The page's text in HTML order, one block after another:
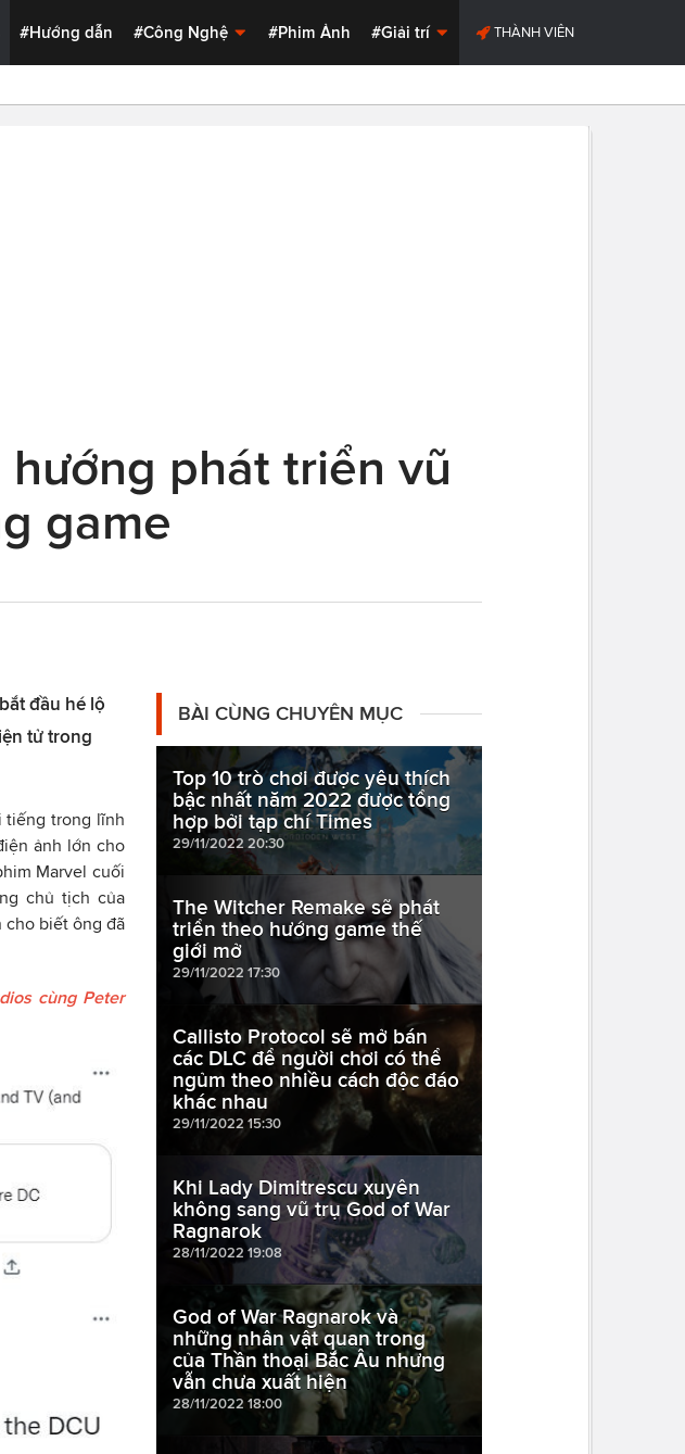
#Hướng dẫn #Công Nghệ #Phim Ảnh #Giải trí THÀNH VIÊN
phát triển vũ
game
đầu hé lộ
tử trong
tiếng trong lĩnh
ảnh lớn cho
Marvel cuối
chủ tịch của
cho biết ông đã
cùng Peter
BÀI CÙNG CHUYÊN MỤC
Top 10 trò chơi được yêu thích
bậc nhất năm 2022 được tổng
hợp bởi tạp chí Times
29/11/2022 20:30
The Witcher Remake sẽ phát
triển theo hướng game thế
giới mở
29/11/2022 17:30
Callisto Protocol sẽ mở bán
các DLC để người chơi có thể
ngủm theo nhiều cách độc đáo
khác nhau
29/11/2022 15:30
Khi Lady Dimitrescu xuyên
không sang vũ trụ God of War
Ragnarok
28/11/2022 19:08
God of War Ragnarok và
những nhân vật quan trong
của Thần thoại Bắc Âu nhưng
vẫn chưa xuất hiện
28/11/2022 18:00